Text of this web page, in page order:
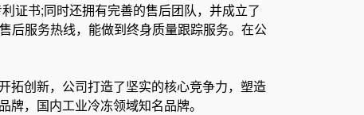
证书;同时还拥有完善的售后团队，并成立了
后服务热线，能做到终身质量跟踪服务。在公
拓创新，公司打造了坚实的核心竞争力，塑造
，国内工业冷冻领域知名品牌。